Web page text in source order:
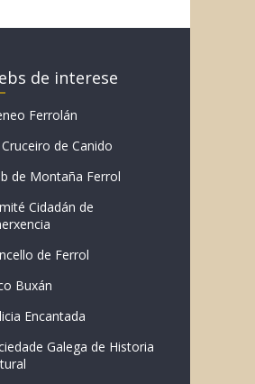
de interese
Ferrolán
Cruceiro de Canido
de Montaña Ferrol
Cidadán de
de Ferrol
Buxán
Encantada
Galega de Historia